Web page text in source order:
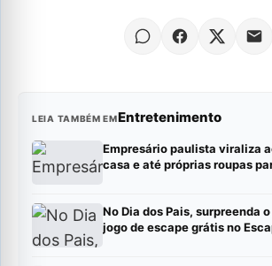
LEIA TAMBÉM EMEntretenimento
Empresário paulista viraliza
casa e até próprias roupas
No Dia dos Pais, surpreenda
jogo de escape grátis no